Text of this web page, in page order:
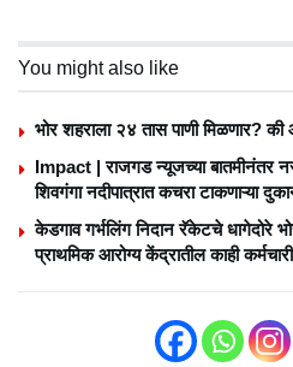
You might also like
भोर शहराला २४ तास पाणी मिळणार?
Impact | राजगड न्यूजच्या बातमीनंतर
शिवगंगा नदीपात्रात कचरा टाकणाऱ्या
केडगाव गर्भलिंग निदान रॅकेटचे धागेदोरे
प्राथमिक आरोग्य केंद्रातील काही